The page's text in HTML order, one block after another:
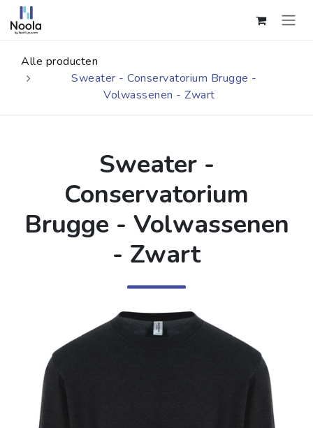
Overslaan naar inhoud
Alle producten
Sweater - Conservatorium Brugge -
Volwassenen - Zwart
Sweater -
Conservatorium
Brugge - Volwassenen
- Zwart